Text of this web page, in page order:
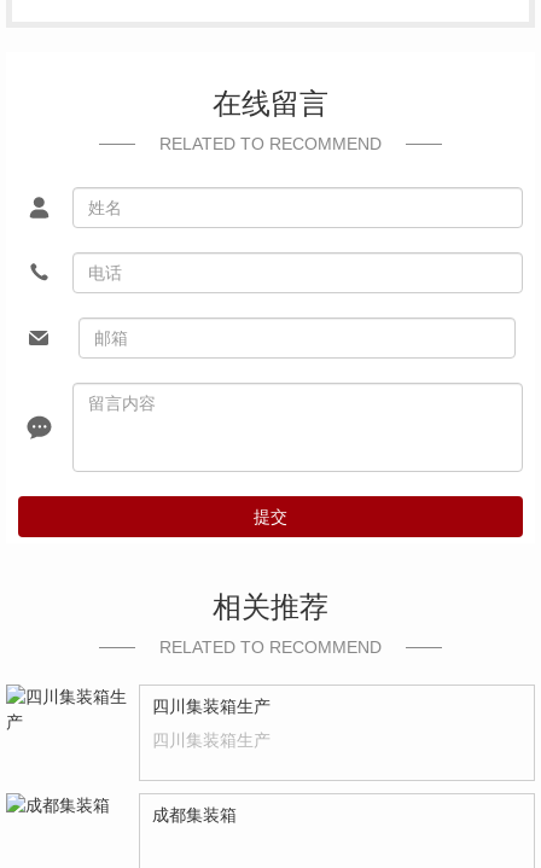
在线留言
RELATED TO RECOMMEND
提交
相关推荐
RELATED TO RECOMMEND
四川集装箱生产
四川集装箱生产
成都集装箱